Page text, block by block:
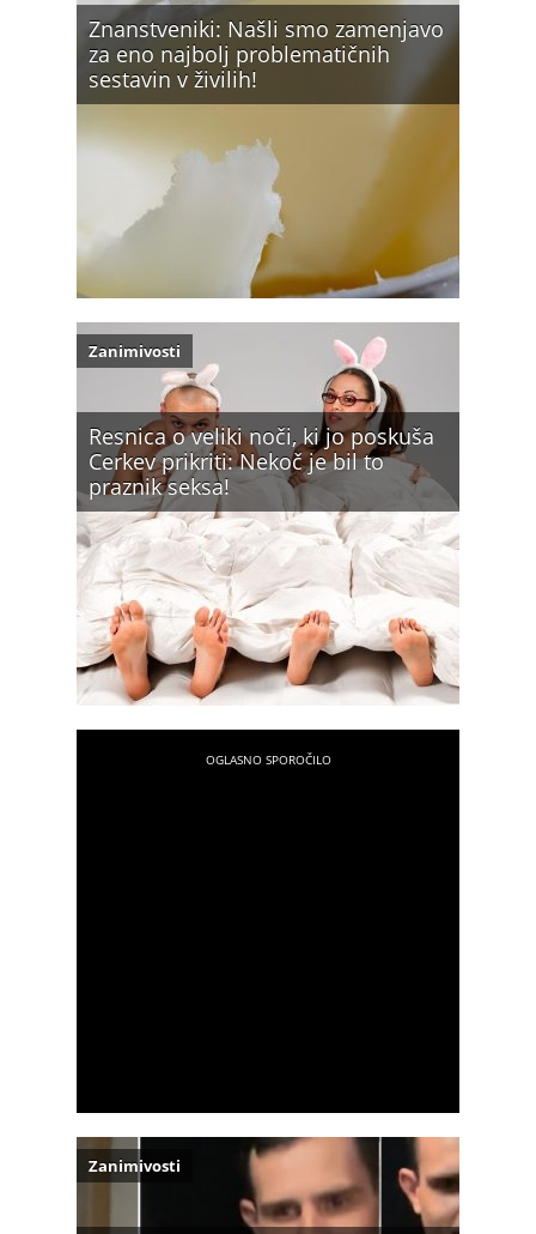
Znanstveniki: Našli smo zamenjavo
za eno najbolj problematičnih
sestavin v živilih!
Resnica o veliki noči, ki jo poskuša
Cerkev prikriti: Nekoč je bil to
praznik seksa!
Zanimivosti
Zanimivosti